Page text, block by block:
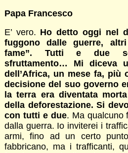
Papa Francesco
E’ vero. Ho detto oggi nel
fuggono dalle guerre,
fame”. Tutti e due
sfruttamento… Mi diceva
dell’Africa, un mese fa, più
decisione del suo governo
la terra era diventata
della deforestazione. Si
con tutti e due. Ma qualcuno
dalla guerra. Io inviterei i
armi, fino ad un certo
fabbricano, ma i trafficanti,